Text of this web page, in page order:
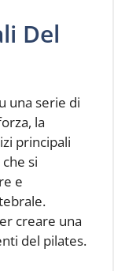
Del
una serie di
la
principali
si
e
creare una
del pilates.